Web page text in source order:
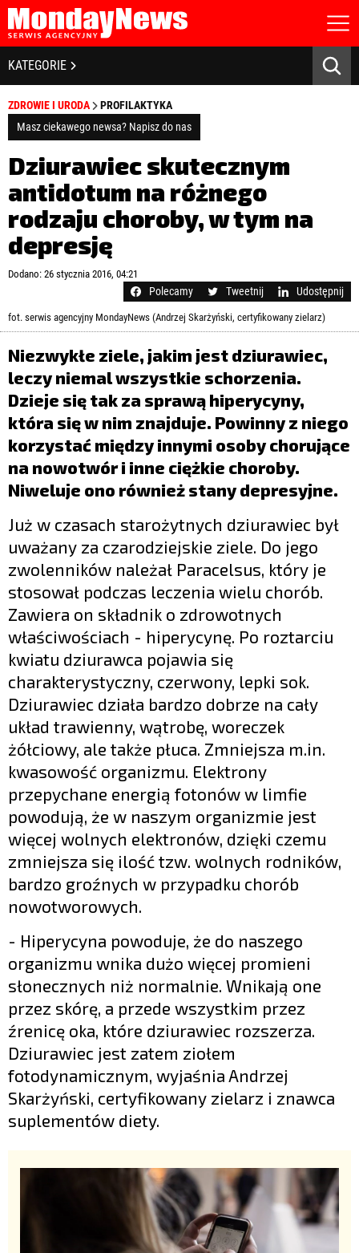
STRONA GŁÓWNA
O NAS
POLITYKA PRYWATNOŚCI
REGULAMIN
LICENCJA
REJESTRACJA
KONTAKT
Zapamiętaj mnie
Kliknij tutaj
KATEGORIE
BIZNES I GOSPODARKA
BANKOWOŚĆ I FINANSE
NOWE TECHNOLOGIE
SPOŁECZEŃSTWO
EDUKACJA
MEDIA
ZDROWIE I URODA
KULTURA
LIFESTYLE
OPINIE I KOMENTARZE
ZDROWIE I URODA
PROFILAKTYKA
Masz ciekawego newsa? Napisz do nas
Dziurawiec skutecznym
antidotum na różnego
rodzaju choroby, w tym na
depresję
Dodano: 26 stycznia 2016, 04:21
Polecamy Tweetnij Udostępnij
fot. serwis agencyjny MondayNews (Andrzej Skarżyński, certyfikowany zielarz)
Niezwykłe ziele, jakim jest dziurawiec,
leczy niemal wszystkie schorzenia.
Dzieje się tak za sprawą hiperycyny,
która się w nim znajduje. Powinny z niego
korzystać między innymi osoby chorujące
na nowotwór i inne ciężkie choroby.
Niweluje ono również stany depresyjne.
Już w czasach starożytnych dziurawiec był
uważany za czarodziejskie ziele. Do jego
zwolenników należał Paracelsus, który je
stosował podczas leczenia wielu chorób.
Zawiera on składnik o zdrowotnych
właściwościach - hiperycynę. Po roztarciu
kwiatu dziurawca pojawia się
charakterystyczny, czerwony, lepki sok.
Dziurawiec działa bardzo dobrze na cały
układ trawienny, wątrobę, woreczek
żółciowy, ale także płuca. Zmniejsza m.in.
kwasowość organizmu. Elektrony
przepychane energią fotonów w limfie
powodują, że w naszym organizmie jest
więcej wolnych elektronów, dzięki czemu
zmniejsza się ilość tzw. wolnych rodników,
bardzo groźnych w przypadku chorób
nowotworowych.
- Hiperycyna powoduje, że do naszego
organizmu wnika dużo więcej promieni
słonecznych niż normalnie. Wnikają one
przez skórę, a przede wszystkim przez
źrenicę oka, które dziurawiec rozszerza.
Dziurawiec jest zatem ziołem
fotodynamicznym, wyjaśnia Andrzej
Skarżyński, certyfikowany zielarz i znawca
suplementów diety.